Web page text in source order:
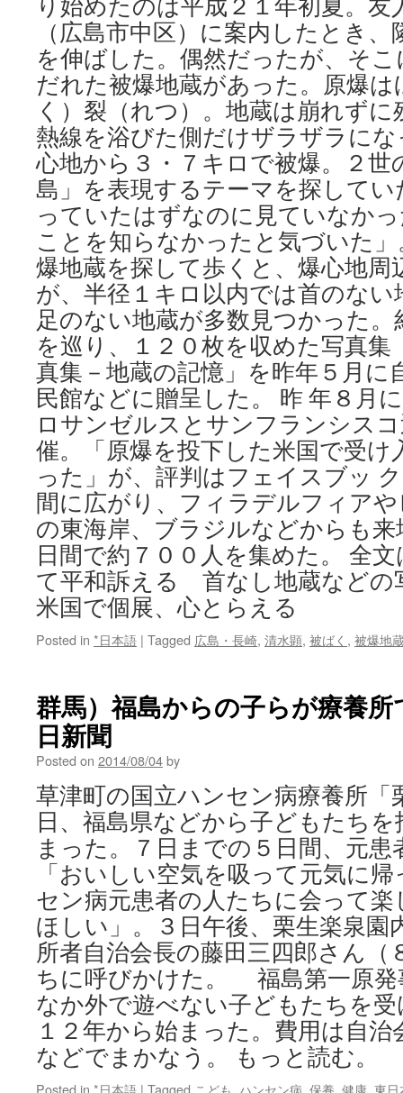
学
ん
だ
か」
via
朝
日
新
聞
（広島市中区）に案内したとき
を伸ばした。偶然だったが、そ
だれた被爆地蔵があった。原爆
く）裂（れつ）。地蔵は崩れず
熱線を浴びた側だけザラザラに
心地から３・７キロで被爆。２世
島」を表現するテーマを探して
っていたはずなのに見ていなか
ことを知らなかったと気づいた
爆地蔵を探して歩くと、爆心地周
が、半径１キロ以内では首のな
足のない地蔵が多数見つかった。
を巡り、１２０枚を収めた写真
真集－地蔵の記憶」を昨年５月に
民館などに贈呈した。 昨 年８月
ロサンゼルスとサンフランシス
催。「原爆を投下した米国で受
った」が、評判はフェイスブッ
間に広がり、フィラデルフィア
の東海岸、ブラジルなどからも
日間で約７００人を集めた。 全
て平和訴える 首なし地蔵など
米国で個展、心とらえる
Posted in *日本語 | Tagged 広島・長崎, 清水顕, 被ばく , 被爆地
群馬）福島からの子らが療養
日新聞
Posted on 2014/08/04by
草津町の国立ハンセン病療養所「
日、福島県などから子どもたち
まった。７日までの５日間、元
「おいしい空気を吸って元気に
セン病元患者の人たちに会って
ほしい」。３日午後、栗生楽泉園
所者自治会長の藤田三四郎さん（
ちに呼びかけた。 福島第一原発
なか外で遊べない子どもたちを
１２年から始まった。費用は自
などでまかなう。 もっと読む。
Posted in *日本語 | Tagged こども, ハンセン病, 保養, 健康, 東日